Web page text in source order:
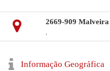
2669-909 Malveira
,
Informação Geográfica